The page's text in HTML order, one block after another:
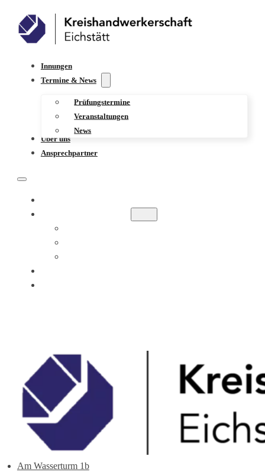
Innungen
Termine & News
Prüfungstermine
Veranstaltungen
News
Über uns
Ansprechpartner
Am Wasserturm 1b